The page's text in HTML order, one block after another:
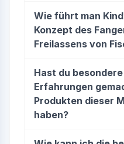
Wie führt man
Konzept des
Freilassens von
Hast du
Erfahrungen
Produkten dieser
haben?